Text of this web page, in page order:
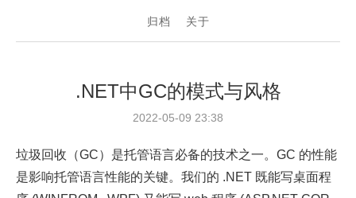
归档 关于
.NET中GC的模式与风格
2022-05-09 23:38
垃圾回收（GC）是托管语言必备的技术之一。GC 的性能
是影响托管语言性能的关键。我们的 .NET 既能写桌面程